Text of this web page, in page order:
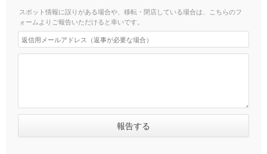
スポット情報に誤りがある場合や、移転・閉店している場合は、こちらのフ
ォームよりご報告いただけると幸いです。